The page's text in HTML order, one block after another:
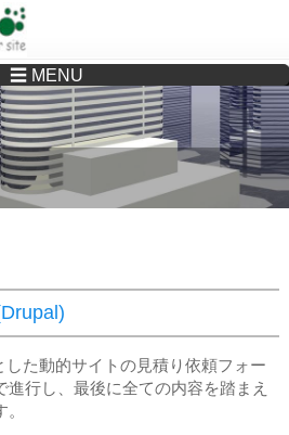
頼んでいいか分からない方へ…まずはご相談く
☰ MENU
した動的サイトの見積り依頼フォー
進行し、最後に全ての内容を踏まえ